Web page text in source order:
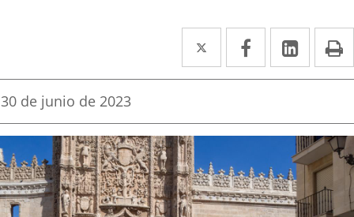
Twitter
Enlace
a
aplicación
Facebook
Enlace
a
aplicación
externa.
Enlace
a
Fecha
la
noticia
30 de junio de 2023